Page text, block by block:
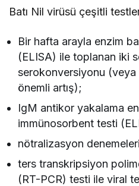
Batı Nil virüsü çeşitli
Bir hafta arayla enzim
(ELISA) ile toplanan iki
serokonversiyonu
önemli artış);
IgM antikor yakalama
immünosorbent testi
nötralizasyon
ters transkripsiyon
(RT-PCR) testi ile viral